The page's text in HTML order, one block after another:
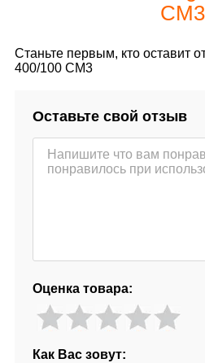
CM3
Станьте первым, кто оставит
400/100 CM3
Оставьте свой отзыв
Оценка товара:
Как Вас зовут: